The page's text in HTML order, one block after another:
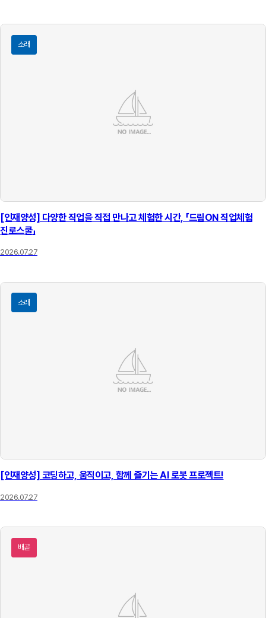
[인재양성] 다양한 직업을 직접 만나고 체험한 시간, 「드림ON 직업체험
진로스쿨」
2026.07.27
소래
[인재양성] 코딩하고, 움직이고, 함께 즐기는 AI 로봇 프로젝트!
2026.07.27
소래
배곧